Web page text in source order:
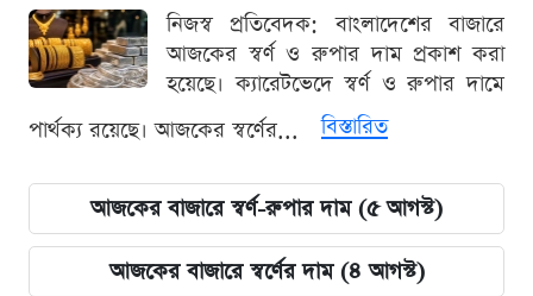
নিজস্ব প্রতিবেদক: বাংলাদেশের বাজারে
আজকের স্বর্ণ ও রুপার দাম প্রকাশ করা
হয়েছে। ক্যারেটভেদে স্বর্ণ ও রুপার দামে
পার্থক্য রয়েছে। আজকের স্বর্ণের...
বিস্তারিত
আজকের বাজারে স্বর্ণ-রুপার দাম (৫ আগস্ট)
আজকের বাজারে স্বর্ণের দাম (৪ আগস্ট)